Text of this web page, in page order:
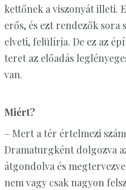
kettőnek a viszonyát illeti.
erős, és ezt rendezők
elveti, felülírja. De ez az
teret az előadás
van.
Miért?
– Mert a tér értelmezi
Dramaturgként dolgozva
átgondolva és
nem vagy csak nagyon